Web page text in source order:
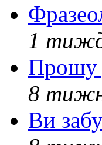
1
Прошу
8
Ви